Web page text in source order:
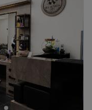
09:00 –20:00
09:00
20:00
09:00
Geschlossen
der
und individuelle
zeitgemäßes
Atmosphäre. Wir